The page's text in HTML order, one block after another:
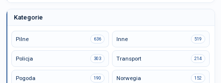
Kategorie
Pilne 636 Inne 519
Policja 303 Transport 214
Pogoda 190 Norwegia 152